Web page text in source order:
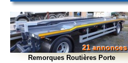
21 annonces
Remorques Routières Porte